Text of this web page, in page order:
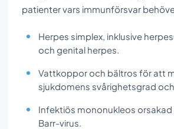
patienter vars immunförsvar
Herpes simplex, inklusive
och genital herpes.
Vattkoppor och bältros för att
sjukdomens svårighetsgrad
Infektiös mononukleos orsakad
Barr-virus.